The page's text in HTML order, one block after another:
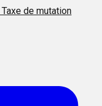
Taxe de mutation